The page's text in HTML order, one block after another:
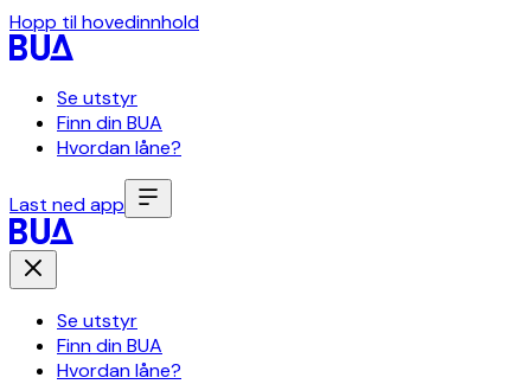
Hopp til hovedinnhold
Se utstyr
Finn din BUA
Hvordan låne?
Last ned app
Se utstyr
Finn din BUA
Hvordan låne?